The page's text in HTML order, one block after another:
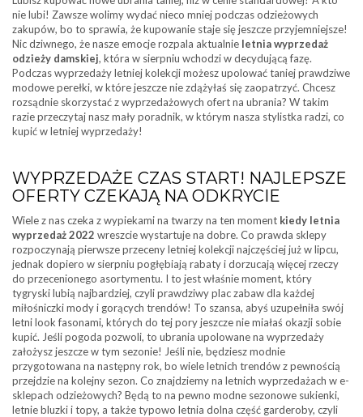
nie lubi! Zawsze wolimy wydać nieco mniej podczas odzieżowych
zakupów, bo to sprawia, że kupowanie staje się jeszcze przyjemniejsze!
Nic dziwnego, że nasze emocje rozpala aktualnie letnia wyprzedaż
odzieży damskiej, która w sierpniu wchodzi w decydującą fazę.
Podczas wyprzedaży letniej kolekcji możesz upolować taniej prawdziwe
modowe perełki, w które jeszcze nie zdążyłaś się zaopatrzyć. Chcesz
rozsądnie skorzystać z wyprzedażowych ofert na ubrania? W takim
razie przeczytaj nasz mały poradnik, w którym nasza stylistka radzi, co
kupić w letniej wyprzedaży!
WYPRZEDAŻE CZAS START! NAJLEPSZE
OFERTY CZEKAJĄ NA ODKRYCIE
Wiele z nas czeka z wypiekami na twarzy na ten moment kiedy letnia
wyprzedaż 2022 wreszcie wystartuje na dobre. Co prawda sklepy
rozpoczynają pierwsze przeceny letniej kolekcji najczęściej już w lipcu,
jednak dopiero w sierpniu pogłębiają rabaty i dorzucają więcej rzeczy
do przecenionego asortymentu. I to jest właśnie moment, który
tygryski lubią najbardziej, czyli prawdziwy plac zabaw dla każdej
miłośniczki mody i gorących trendów! To szansa, abyś uzupełniła swój
letni look fasonami, których do tej pory jeszcze nie miałaś okazji sobie
kupić. Jeśli pogoda pozwoli, to ubrania upolowane na wyprzedaży
założysz jeszcze w tym sezonie! Jeśli nie, będziesz modnie
przygotowana na następny rok, bo wiele letnich trendów z pewnością
przejdzie na kolejny sezon. Co znajdziemy na letnich wyprzedażach w e-
sklepach odzieżowych? Będą to na pewno modne sezonowe sukienki,
letnie bluzki i topy, a także typowo letnia dolna część garderoby, czyli